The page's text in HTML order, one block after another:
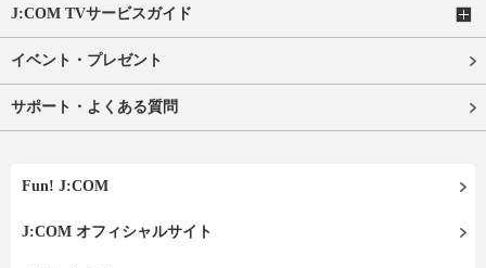
J:COM TVサービスガイド
イベント・プレゼント
サポート・よくある質問
Fun! J:COM
J:COM オフィシャルサイト